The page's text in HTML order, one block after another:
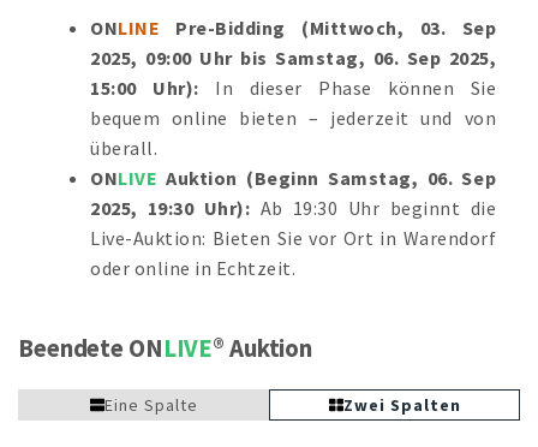
ONLINE Pre-Bidding (Mittwoch, 03. Sep
2025, 09:00 Uhr bis Samstag, 06. Sep 2025,
15:00 Uhr): In dieser Phase können Sie
bequem online bieten – jederzeit und von
überall.
ONLIVE Auktion (Beginn Samstag, 06. Sep
2025, 19:30 Uhr): Ab 19:30 Uhr beginnt die
Live-Auktion: Bieten Sie vor Ort in Warendorf
oder online in Echtzeit.
Beendete ONLIVE Auktion
Eine Spalte Zwei Spalten